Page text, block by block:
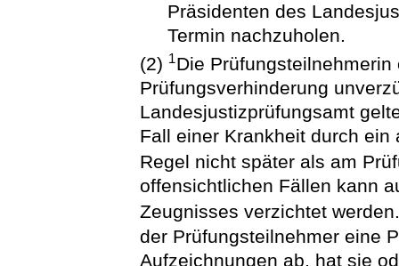
Präsidenten des
Termin nachzuholen.
(2) 1Die
Prüfungsverhinderung
Landesjustizprüfungsamt
Fall einer Krankheit durch
Regel nicht später als am
offensichtlichen Fällen kann
Zeugnisses verzichtet
der Prüfungsteilnehmer eine
Aufzeichnungen ab, hat sie